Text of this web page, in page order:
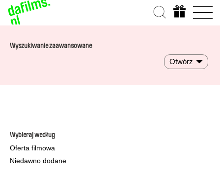
Wyszukiwanie zaawansowane
Otwórz
Wybieraj według
Oferta filmowa
Niedawno dodane